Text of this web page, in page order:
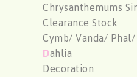
Chrysanthemums
Clearance Stock
Cymb/ Vanda/
Dahlia
Decoration